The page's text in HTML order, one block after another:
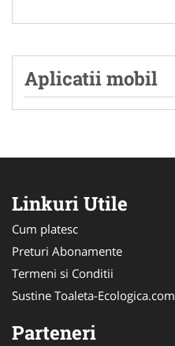
Aplicatii mobil
Linkuri Utile
Cum platesc
Preturi Abonamente
Termeni si Conditii
Sustine Toaleta-Ecologica.com
Parteneri